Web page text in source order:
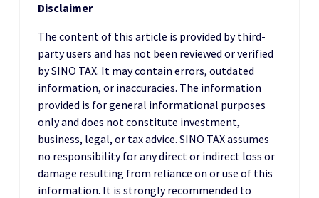
Disclaimer
The content of this article is provided by third-
party users and has not been reviewed or verified
by SINO TAX. It may contain errors, outdated
information, or inaccuracies. The information
provided is for general informational purposes
only and does not constitute investment,
business, legal, or tax advice. SINO TAX assumes
no responsibility for any direct or indirect loss or
damage resulting from reliance on or use of this
information. It is strongly recommended to